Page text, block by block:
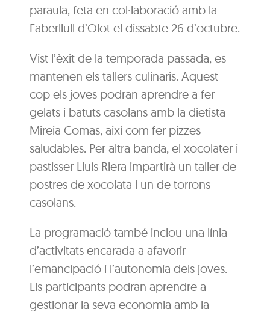
paraula, feta en col·laboració amb la
Faberllull d’Olot el dissabte 26 d’octubre.
Vist l’èxit de la temporada passada, es
mantenen els tallers culinaris. Aquest
cop els joves podran aprendre a fer
gelats i batuts casolans amb la dietista
Mireia Comas, així com fer pizzes
saludables. Per altra banda, el xocolater i
pastisser Lluís Riera impartirà un taller de
postres de xocolata i un de torrons
casolans.
La programació també inclou una línia
d’activitats encarada a afavorir
l’emancipació i l’autonomia dels joves.
Els participants podran aprendre a
gestionar la seva economia amb la